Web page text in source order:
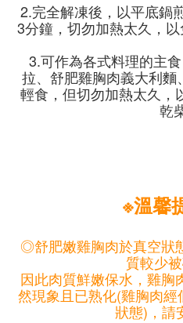
2.完全解凍後，以平底鍋
3分鐘，切勿加熱太久，
3.可作為各式料理的主
拉、舒肥雞胸肉義大利
輕食，但切勿加熱太久，
乾
※溫馨
◎舒肥嫩雞胸肉於真空狀
質較少
因此肉質鮮嫩保水，雞胸
然現象且已熟化(雞胸肉
狀態)，請